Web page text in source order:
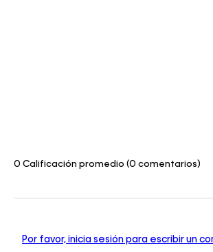
0 Calificación promedio (0 comentarios)
Por favor, inicia sesión para escribir un